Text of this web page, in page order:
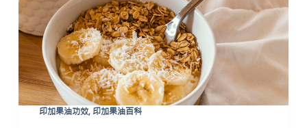
印加果油功效, 印加果油百科